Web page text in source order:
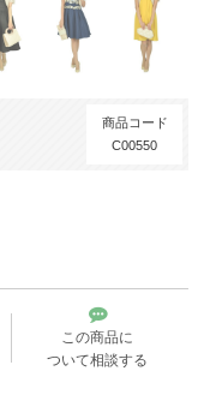
商品コード
C00550
この商品に
ついて相談する